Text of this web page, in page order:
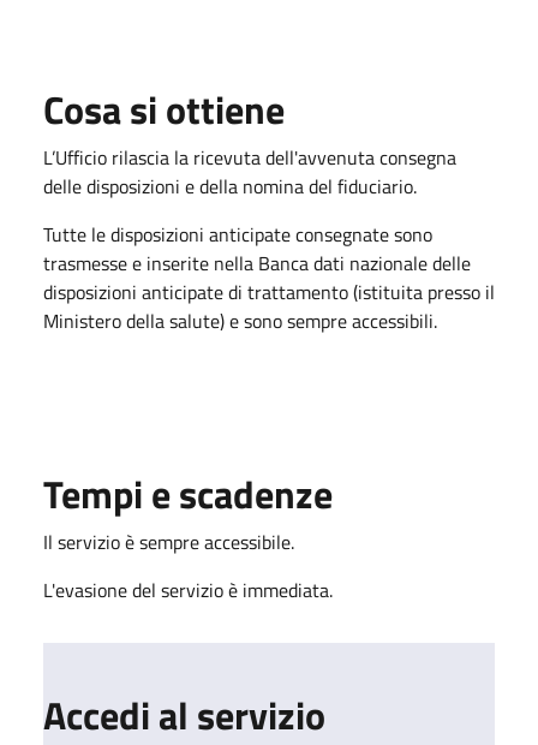
Cosa si ottiene
L’Ufficio rilascia la ricevuta dell'avvenuta consegna
delle disposizioni e della nomina del fiduciario.
Tutte le disposizioni anticipate consegnate sono
trasmesse e inserite nella Banca dati nazionale delle
disposizioni anticipate di trattamento (istituita presso il
Ministero della salute) e sono sempre accessibili.
Tempi e scadenze
Il servizio è sempre accessibile.
L'evasione del servizio è immediata.
Accedi al servizio